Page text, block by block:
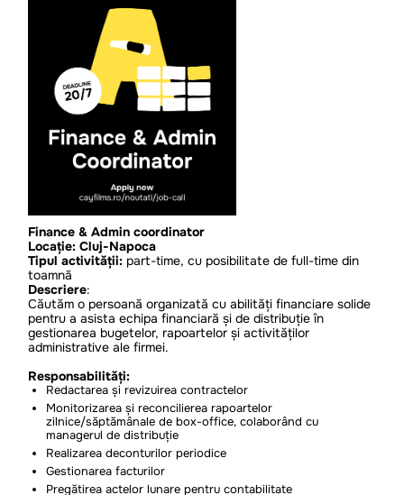
Finance & Admin coordinator
Locație: Cluj-Napoca
Tipul activității: part-time, cu posibilitate de full-time din
toamnă
Descriere:
Căutăm o persoană organizată cu abilități financiare solide
pentru a asista echipa financiară și de distribuție în
gestionarea bugetelor, rapoartelor și activităților
administrative ale firmei.
Responsabilități:
Redactarea și revizuirea contractelor
Monitorizarea și reconcilierea rapoartelor
zilnice/săptămânale de box-office, colaborând cu
managerul de distribuție
Realizarea deconturilor periodice
Gestionarea facturilor
Pregătirea actelor lunare pentru contabilitate